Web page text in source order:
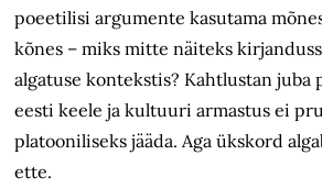
poeetilisi argumente kasutama
kõnes – miks mitte näiteks
algatuse kontekstis? Kahtlustan juba
eesti keele ja kultuuri armastus ei
platooniliseks jääda. Aga ükskord
ette.